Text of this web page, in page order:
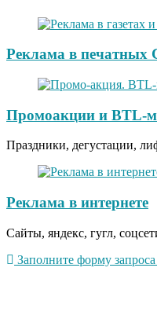
Реклама в
Промоакции и BTL-
Праздники, дегустации,
Реклама в интернете
Сайты, яндекс, гугл,
Заполните форму